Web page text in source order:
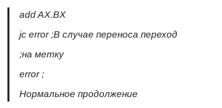
add AX.BX
jc error ;B случае переноса переход
;на метку
error ;
Нормальное продолжение